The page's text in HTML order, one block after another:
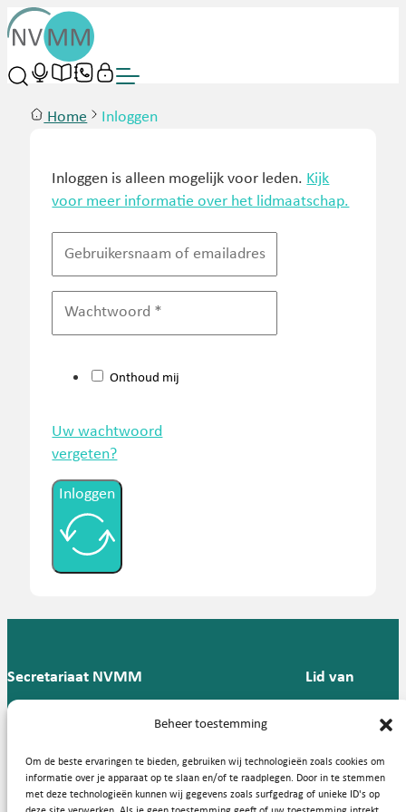
Beheer toestemming
Om de beste ervaringen te bieden, gebruiken wij technologieën zoals cookies om
informatie over je apparaat op te slaan en/of te raadplegen. Door in te stemmen
met deze technologieën kunnen wij gegevens zoals surfgedrag of unieke ID's op
Home Inloggen
Inloggen is alleen mogelijk voor leden. Kijk
voor meer informatie over het lidmaatschap.
Onthoud mij
Uw wachtwoord
vergeten?
Inloggen
Secretariaat NVMM
Groningen
T: 088 -
57
Lid van